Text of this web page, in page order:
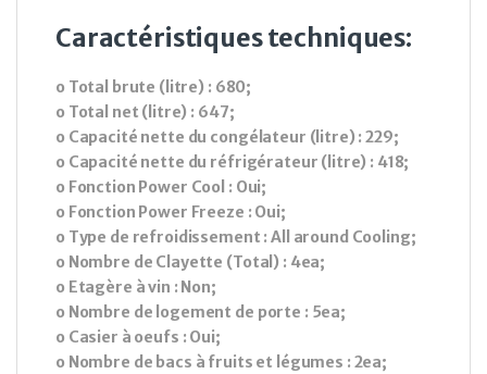
Caractéristiques techniques:
o Total brute (litre) : 680;
o Total net (litre) : 647;
o Capacité nette du congélateur (litre) : 229;
o Capacité nette du réfrigérateur (litre) : 418;
o Fonction Power Cool : Oui;
o Fonction Power Freeze : Oui;
o Type de refroidissement : All around Cooling;
o Nombre de Clayette (Total) : 4ea;
o Etagère à vin : Non;
o Nombre de logement de porte : 5ea;
o Casier à oeufs : Oui;
o Nombre de bacs à fruits et légumes : 2ea;